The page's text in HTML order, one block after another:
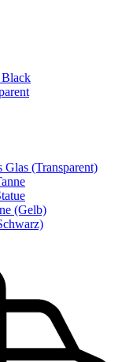
(Transparent)
(Gelb)